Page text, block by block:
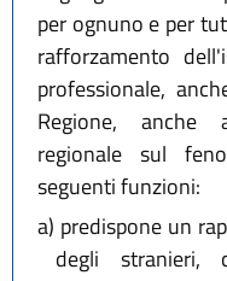
per ognuno e per
rafforzamento
professionale,
Regione, anche
regionale sul
seguenti funzioni:
a) predispone un
degli stranieri,